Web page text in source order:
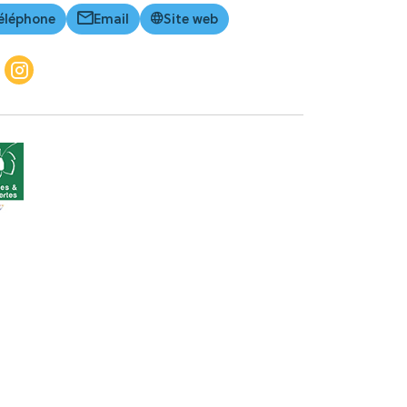
Email Site web